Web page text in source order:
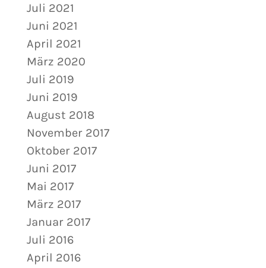
Juli 2021
Juni 2021
April 2021
März 2020
Juli 2019
Juni 2019
August 2018
November 2017
Oktober 2017
Juni 2017
Mai 2017
März 2017
Januar 2017
Juli 2016
April 2016